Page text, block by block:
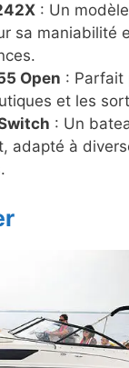
: Un
sa maniabilité
Open : Parfait
et les
: Un
adapté à